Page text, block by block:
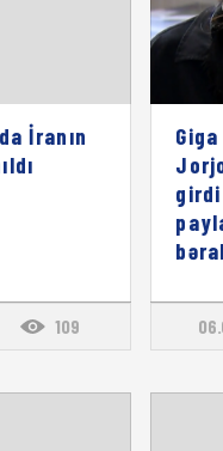
İranın
109